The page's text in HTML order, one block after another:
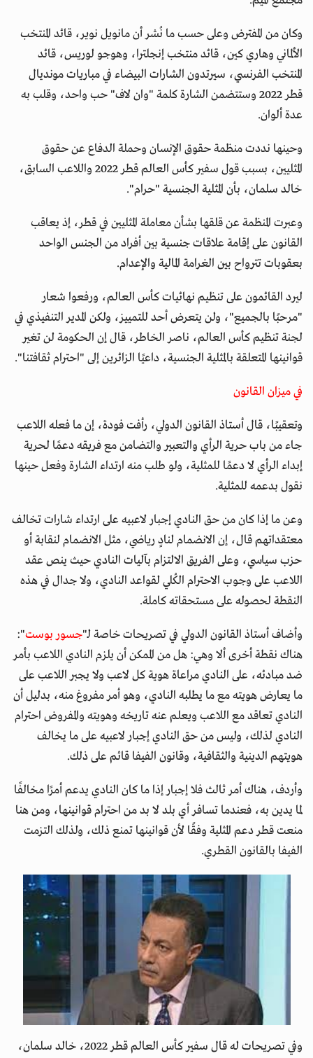
وكان من المفترض وعلى حسب ما نُشر أن مانويل نوير، قائد المنتخب
الألماني وهاري كين، قائد منتخب إنجلترا، وهوجو لوريس، قائد
المنتخب الفرنسي، سيرتدون الشارات البيضاء في مباريات مونديال
قطر 2022 وستتضمن الشارة كلمة "وان لاف" حب واحد، وقلب به
عدة ألوان.
وحينها نددت منظمة حقوق الإنسان وحملة الدفاع عن حقوق
المثليين، بسبب قول سفير كأس العالم قطر 2022 واللاعب السابق،
خالد سلمان، بأن المثلية الجنسية "حرام".
وعبرت المنظمة عن قلقها بشأن معاملة المثليين في قطر، إذ يعاقب
القانون على إقامة علاقات جنسية بين أفراد من الجنس الواحد
بعقوبات تترواح بين الغرامة المالية والإعدام.
ليرد القائمون على تنظيم نهائيات كأس العالم، ورفعوا شعار
"مرحبًا بالجميع"، ولن يتعرض أحد للتمييز، ولكن المدير التنفيذي في
لجنة تنظيم كأس العالم، ناصر الخاطر، قال إن الحكومة لن تغير
قوانينها المتعلقة بالمثلية الجنسية، داعيًا الزائرين إلى "احترام ثقافتنا".
في ميزان القانون
وتعقيبًا، قال أستاذ القانون الدولي، رأفت فودة، إن ما فعله اللاعب
جاء من باب حرية الرأي والتعبير والتضامن مع فريقه دعمًا لحرية
إبداء الرأي لا دعمًا للمثلية، ولو طلب منه ارتداء الشارة وفعل حينها
نقول بدعمه للمثلية.
وعن ما إذا كان من حق النادي إجبار لاعبيه على ارتداء شارات تخالف
معتقداتهم قال، إن الانضمام لنادٍ رياضي، مثل الانضمام لنقابة أو
حزب سياسي، وعلى الفريق الالتزام بآليات النادي حيث ينص عقد
اللاعب على وجوب الاحترام الكُلي لقواعد النادي، ولا جدال في هذه
النقطة لحصوله على مستحقاته كاملة.
وأضاف أستاذ القانون الدولي في تصريحات خاصة لـ"جسور بوست":
هناك نقطة أخرى ألا وهي: هل من الممكن أن يلزم النادي اللاعب بأمر
ضد مبادئه، على النادي مراعاة هوية كل لاعب ولا يجبر اللاعب على
ما يعارض هويته مع ما يطلبه النادي، وهو أمر مفروغ منه، بدليل أن
النادي تعاقد مع اللاعب ويعلم عنه تاريخه وهويته والمفروض احترام
النادي لذلك، وليس من حق النادي إجبار لاعبيه على ما يخالف
هويتهم الدينية والثقافية، وقانون الفيفا قائم على ذلك.
وأردف، هناك أمر ثالث فلا إجبار إذا ما كان النادي يدعم أمرًا مخالفًا
لما يدين به، فعندما تسافر أي بلد لا بد من احترام قوانينها، ومن هنا
منعت قطر دعم المثلية وفقًا لأن قوانينها تمنع ذلك، ولذلك التزمت
الفيفا بالقانون القطري.
وفي تصريحات له قال سفير كأس العالم قطر 2022، خالد سلمان،